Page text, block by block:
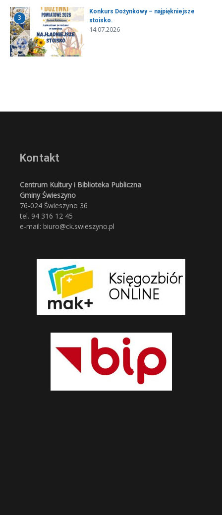
3
Konkurs Dożynkowy – najpiękniejsze
stoisko.
14.07.2026
Kontakt
Centrum Kultury i Biblioteka Publiczna
Gminy Świeszyno
76-024 Świeszyno 36
tel. 94 316 12 45
e-mail: biuro@ck.swieszyno.pl